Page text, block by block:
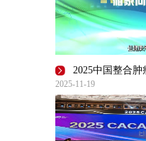
2025-11-19